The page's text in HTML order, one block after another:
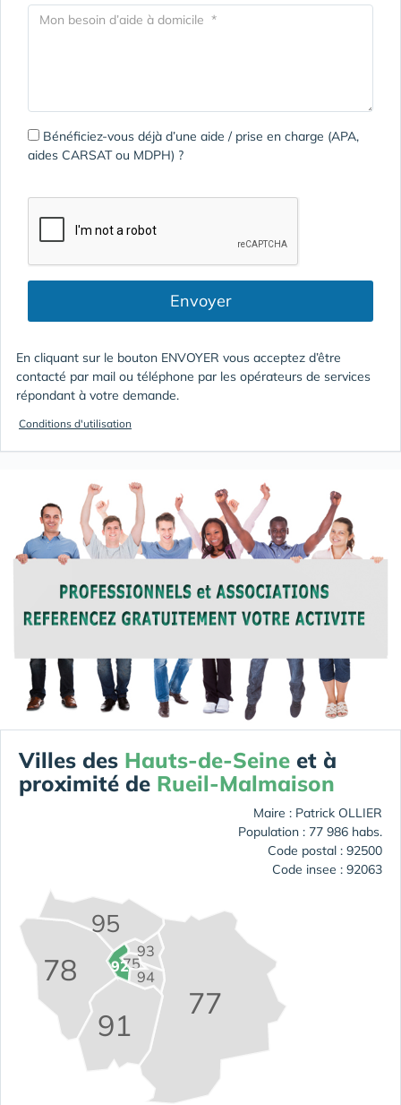
Bénéficiez-vous déjà d’une aide / prise en charge (APA,
aides CARSAT ou MDPH) ?
Envoyer
En cliquant sur le bouton ENVOYER vous acceptez d’être
contacté par mail ou téléphone par les opérateurs de services
répondant à votre demande.
Conditions d'utilisation
Villes des Hauts-de-Seine et à
proximité de Rueil-Malmaison
Maire : Patrick OLLIER
Population : 77 986 habs.
Code postal : 92500
Code insee : 92063
75
77
78
91
92
93
94
95